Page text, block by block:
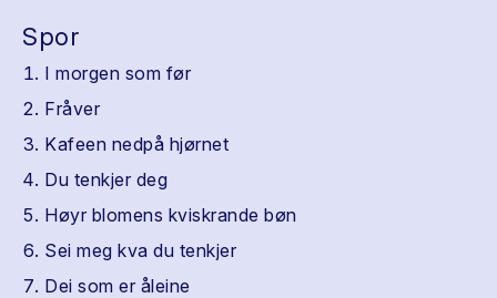
Spor
I morgen som før
Fråver
Kafeen nedpå hjørnet
Du tenkjer deg
Høyr blomens kviskrande bøn
Sei meg kva du tenkjer
Dei som er åleine